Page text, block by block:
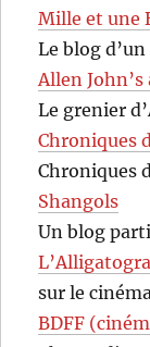
Mille et une
Le blog
Allen
Le grenier
Chroniques
Chroniques
Shangols
Un blog
sur le
BDFF